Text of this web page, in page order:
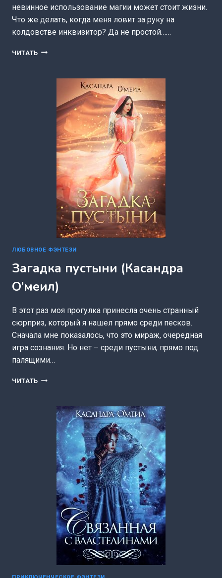
невинное использование магии может стоит жизни.
Что же делать, когда меня ловит за руку на
колдовстве инквизитор? Да не простой……
ЧИТАТЬ ОХОТА
(КАСАНДРА
ЛЮБОВНОЕ ФЭНТЕЗИ
Загадка пустыни (Касандра
О’меил)
В этот раз моя прогулка принесла очень странный
сюрприз, который я нашел прямо среди песков.
Сначала мне показалось, что это мираж, очередная
игра сознания. Но нет – среди пустыни, прямо под
палящими…
ЧИТАТЬ ЗАГАДКА
О’МЕИЛ)